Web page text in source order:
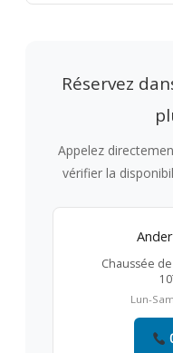
Réservez
Appelez
vérifier la
Chaussée
Lun-